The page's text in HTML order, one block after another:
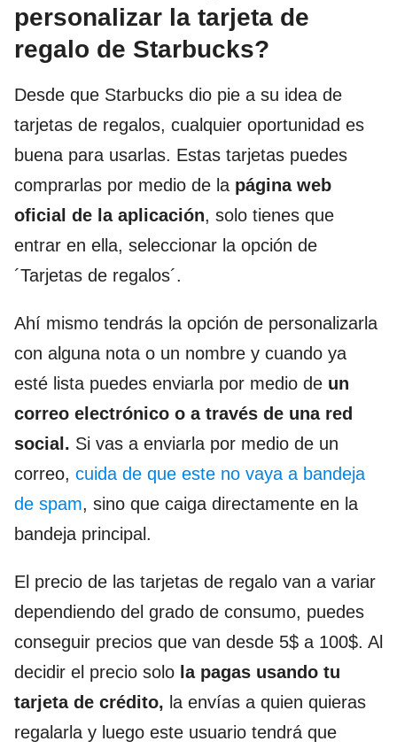
personalizar la tarjeta de
regalo de Starbucks?
Desde que Starbucks dio pie a su idea de
tarjetas de regalos, cualquier oportunidad es
buena para usarlas. Estas tarjetas puedes
comprarlas por medio de la página web
oficial de la aplicación, solo tienes que
entrar en ella, seleccionar la opción de
´Tarjetas de regalos´.
Ahí mismo tendrás la opción de personalizarla
con alguna nota o un nombre y cuando ya
esté lista puedes enviarla por medio de un
correo electrónico o a través de una red
social. Si vas a enviarla por medio de un
correo, cuida de que este no vaya a bandeja
de spam, sino que caiga directamente en la
bandeja principal.
El precio de las tarjetas de regalo van a variar
dependiendo del grado de consumo, puedes
conseguir precios que van desde 5$ a 100$. Al
decidir el precio solo la pagas usando tu
tarjeta de crédito, la envías a quien quieras
regalarla y luego este usuario tendrá que